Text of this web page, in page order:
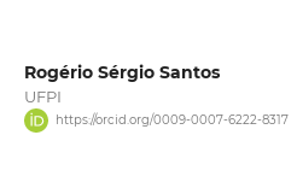
Rogério Sérgio Santos
UFPI
https://orcid.org/0009-0007-6222-8317